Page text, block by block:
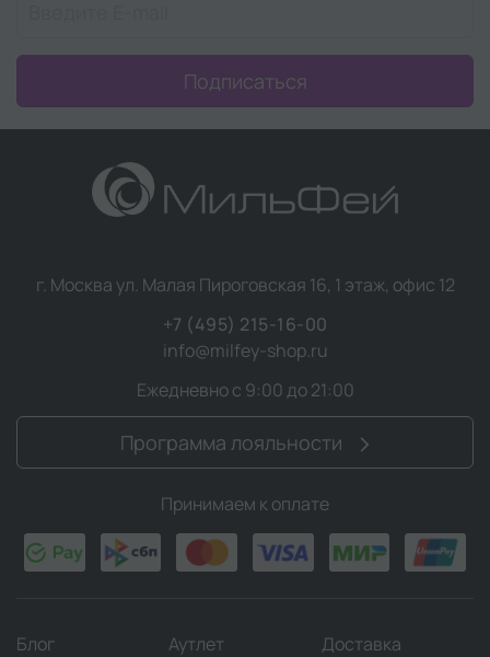
Подписаться
г. Москва ул. Малая Пироговская 16, 1 этаж, офис 12
+7 (495) 215-16-00
info@milfey-shop.ru
Ежедневно с 9:00 до 21:00
Программа лояльности
Принимаем к оплате
Блог Аутлет Доставка